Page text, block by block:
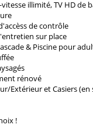
illimité, TV HD de
de contrôle
sur place
& Piscine pour
rénové
Extérieur et Casiers (en
!